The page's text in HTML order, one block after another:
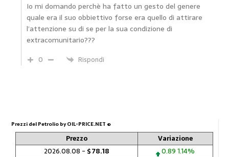
Io mi domando perchè ha fatto un gesto del genere
quale era il suo obbiettivo forse era quello di attirare
l’attenzione su di se per la sua condizione di
extracomunitario???
0
Rispondi
Prezzi del Petrolio by OIL-PRICE.NET ©
Prezzo
Variazione
2026.08.08 - $ 78.18
0.89 1.14%